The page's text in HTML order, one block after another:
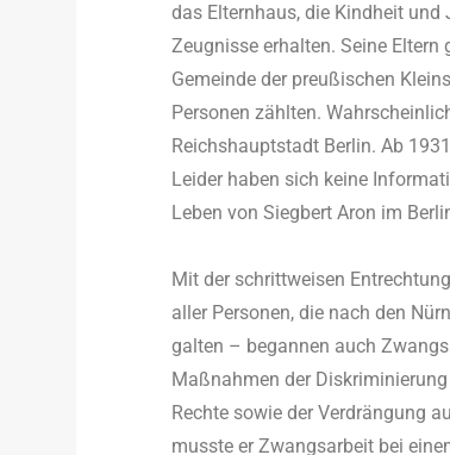
das Elternhaus, die Kindheit
Zeugnisse erhalten. Seine
Gemeinde der preußischen
Personen zählten.
Reichshauptstadt Berlin. Ab
Leider haben sich keine
Leben von Siegbert Aron im
Mit der schrittweisen
aller Personen, die nach den
galten – begannen auch
Maßnahmen der
Rechte sowie der Verdrängung
musste er Zwangsarbeit bei